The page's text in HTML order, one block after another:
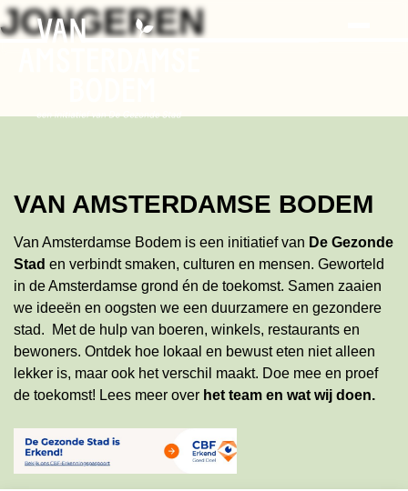
Skip
to
Search
JONGEREN
VAN AMSTERDAMSE BODEM
Van Amsterdamse Bodem is een initiatief van De Gezonde
Stad en verbindt smaken, culturen en mensen. Geworteld
in de Amsterdamse grond én de toekomst. Samen zaaien
we ideeën en oogsten we een duurzamere en gezondere
stad. Met de hulp van boeren, winkels, restaurants en
bewoners. Ontdek hoe lokaal en bewust eten niet alleen
lekker is, maar ook het verschil maakt. Doe mee en proef
de toekomst! Lees meer over het team en wat wij doen.